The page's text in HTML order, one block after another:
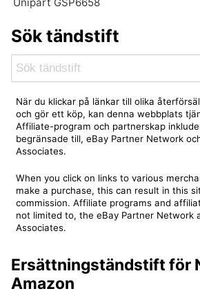
Sök tändstift
När du klickar på länkar till olika
och gör ett köp, kan denna webbplats
Affiliate-program och partnerskap
begränsade till, eBay Partner Network
Associates.
When you click on links to various
make a purchase, this can result in this
commission. Affiliate programs and
not limited to, the eBay Partner Network
Associates.
Ersättningständstift för
Amazon